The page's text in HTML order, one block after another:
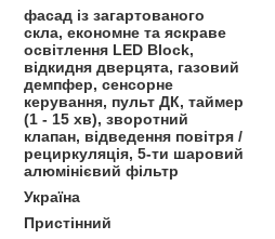
фасад із загартованого
скла, економне та яскраве
освітлення LED Block,
відкидня дверцята, газовий
демпфер, сенсорне
керування, пульт ДК, таймер
(1 - 15 хв), зворотний
клапан, відведення повітря /
рециркуляція, 5-ти шаровий
алюмінієвий фільтр
Україна
Пристінний